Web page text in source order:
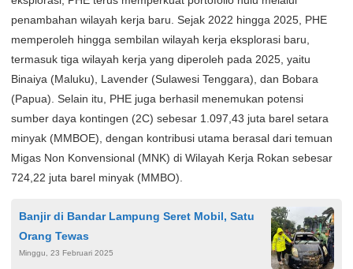
penambahan wilayah kerja baru. Sejak 2022 hingga 2025, PHE
memperoleh hingga sembilan wilayah kerja eksplorasi baru,
termasuk tiga wilayah kerja yang diperoleh pada 2025, yaitu
Binaiya (Maluku), Lavender (Sulawesi Tenggara), dan Bobara
(Papua). Selain itu, PHE juga berhasil menemukan potensi
sumber daya kontingen (2C) sebesar 1.097,43 juta barel setara
minyak (MMBOE), dengan kontribusi utama berasal dari temuan
Migas Non Konvensional (MNK) di Wilayah Kerja Rokan sebesar
724,22 juta barel minyak (MMBO).
Banjir di Bandar Lampung Seret Mobil, Satu
Orang Tewas
Minggu, 23 Februari 2025